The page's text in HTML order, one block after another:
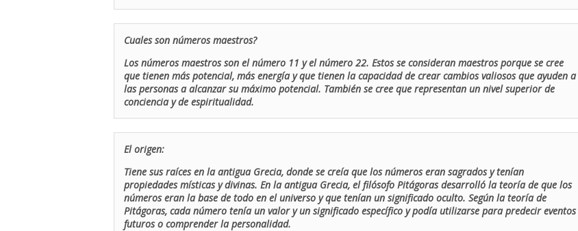
Cuales son números maestros?
Los números maestros son el número 11 y el número 22. Estos se consideran maestros porque se cree
que tienen más potencial, más energía y que tienen la capacidad de crear cambios valiosos que ayuden a
las personas a alcanzar su máximo potencial. También se cree que representan un nivel superior de
conciencia y de espiritualidad.
El origen:
Tiene sus raíces en la antigua Grecia, donde se creía que los números eran sagrados y tenían
propiedades místicas y divinas. En la antigua Grecia, el filósofo Pitágoras desarrolló la teoría de que los
números eran la base de todo en el universo y que tenían un significado oculto. Según la teoría de
Pitágoras, cada número tenía un valor y un significado específico y podía utilizarse para predecir eventos
futuros o comprender la personalidad.